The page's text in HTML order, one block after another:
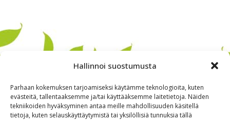
Hallinnoi suostumusta
Parhaan kokemuksen tarjoamiseksi käytämme teknologioita, kuten
evästeitä, tallentaaksemme ja/tai käyttääksemme laitetietoja. Näiden
tekniikoiden hyväksyminen antaa meille mahdollisuuden käsitellä
tietoja, kuten selauskäyttäytymistä tai yksilöllisiä tunnuksia tällä